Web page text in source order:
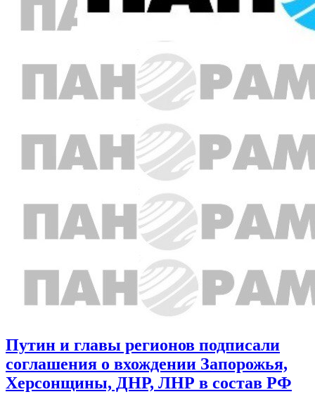
Путин и главы регионов подписали
соглашения о вхождении Запорожья,
Херсонщины, ДНР, ЛНР в состав РФ